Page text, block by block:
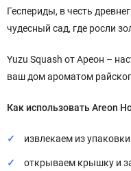
Геспериды, в честь
чудесный сад, где росли
Yuzu Squash от Ареон –
ваш дом ароматом
Как использовать Areon
извлекаем из упаковки
открываем крышку и